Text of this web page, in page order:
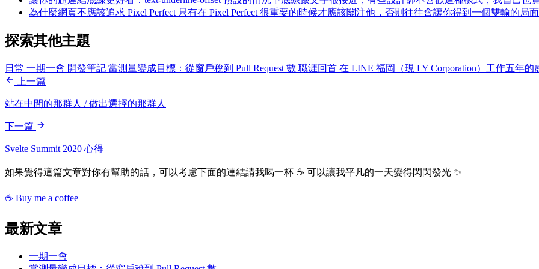
為什麼網頁不應該追求 Pixel Perfect 只有在 Pixel Perfect 很重要的時候才應該關注他，否則往往會讓你得到一個雙輸的局面
探索其他主題
日常 一期一會 開發筆記 當測量變成目標：從窗戶稅到 Pull Request 數 職涯回首 在 LINE 福岡（現 LY Corporation）工作五年的
上一篇
站在中間的那群人 / 做出選擇的那群人
下一篇
Svelte Summit 2020 心得
如果覺得這篇文章對你有幫助的話，可以考慮下面的連結請我喝一杯 ☕ 可以讓我平凡的一天變得閃閃發光 ✨
☕ Buy me a coffee
最新文章
一期一會